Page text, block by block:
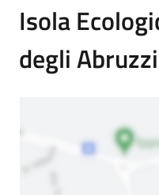
Isola
degli Abruzzi